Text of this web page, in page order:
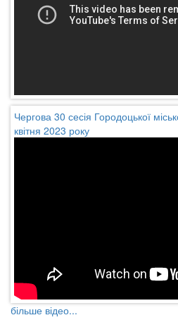
Чергова 30 сесія Городоцької
квітня 2023 року
більше відео...